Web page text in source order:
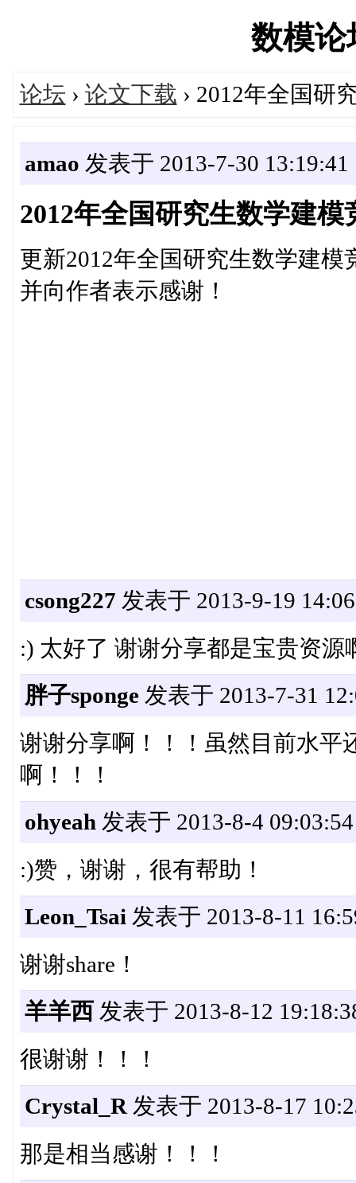
数模论
论坛 › 论文下载 › 2012年全国研
amao 发表于 2013-7-30 13:19:41
2012年全国研究生数学建
更新2012年全国研究生数学建
并向作者表示感谢！
csong227 发表于 2013-9-19
:) 太好了 谢谢分享都是宝贵资源
胖子sponge发表于 2013-7-31
谢谢分享啊！！！虽然目前水平
啊！！！
ohyeah 发表于 2013-8-4 09:03:54
:)赞，谢谢，很有帮助！
Leon_Tsai 发表于 2013-8-11
谢谢share！
羊羊西发表于 2013-8-12
很谢谢！！！
Crystal_R发表于 2013-8-17
那是相当感谢！！！